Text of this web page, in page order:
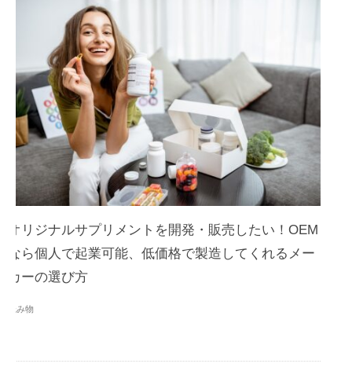
オリジナルサプリメントを開発・販売したい！OEM
なら個人で起業可能、低価格で製造してくれるメー
カーの選び方
読み物